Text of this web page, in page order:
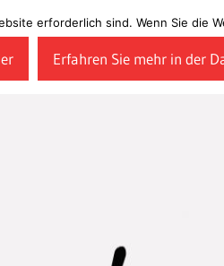
erforderlich sind. Wenn Sie die
Erfahren Sie mehr in der